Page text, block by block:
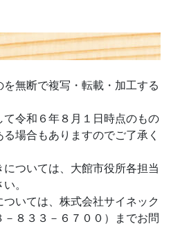
無断で複写・転載・加工する
令和６年８月１日時点のもの
場合もありますのでご了承く
ついては、大館市役所各担当
。
いては、株式会社サイネック
８３３－６７００）までお問